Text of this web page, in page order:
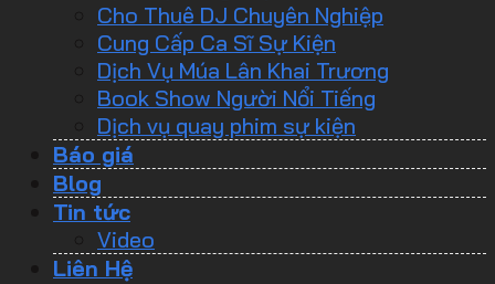
Cho Thuê DJ Chuyên Nghiệp
Cung Cấp Ca Sĩ Sự Kiện
Dịch Vụ Múa Lân Khai Trương
Book Show Người Nổi Tiếng
Dịch vụ quay phim sự kiện
Báo giá
Blog
Tin tức
Video
Liên Hệ